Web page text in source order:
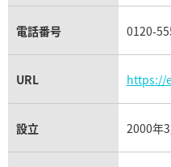
電話番号 0120-
URL https://
設立 2000年